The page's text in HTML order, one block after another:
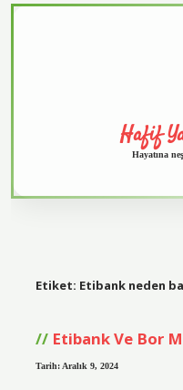
Hafif
Hayatına
Etiket: Etibank neden
Etibank Ve Bor
Tarih: Aralık 9, 2024